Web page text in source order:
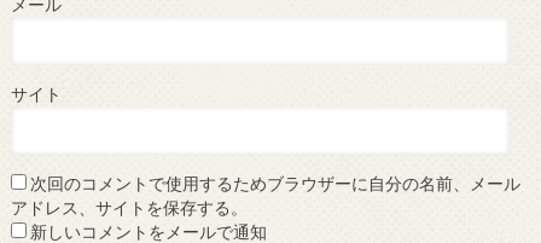
メール
サイト
次回のコメントで使用するためブラウザーに自分の名前、メール
アドレス、サイトを保存する。
新しいコメントをメールで通知